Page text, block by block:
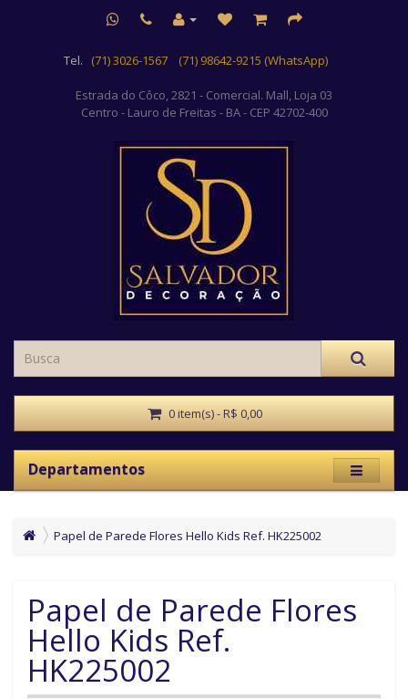
Tel. (71) 3026-1567 (71) 98642-9215 (WhatsApp)
Estrada do Côco, 2821 - Comercial. Mall, Loja 03
Centro - Lauro de Freitas - BA - CEP 42702-400
0 item(s) - R$ 0,00
Departamentos
Papel de Parede Flores Hello Kids Ref. HK225002
Papel de Parede Flores
Hello Kids Ref.
HK225002